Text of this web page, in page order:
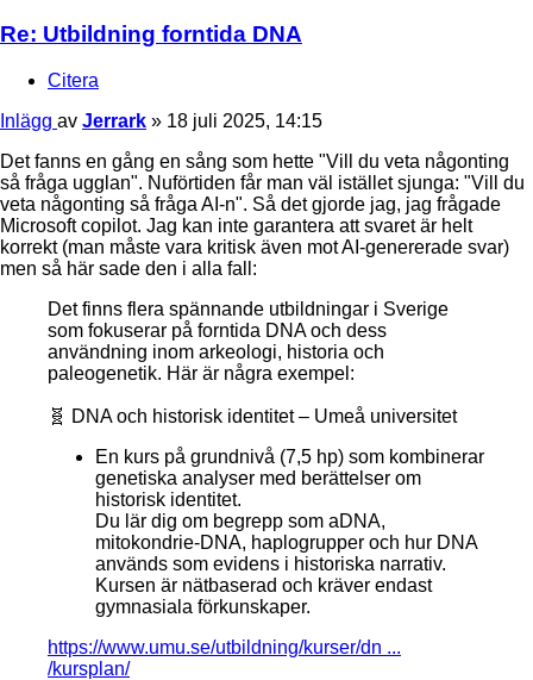
Re: Utbildning forntida DNA
Citera
Inlägg av Jerrark » 18 juli 2025, 14:15
Det fanns en gång en sång som hette "Vill du veta någonting
så fråga ugglan". Nuförtiden får man väl istället sjunga: "Vill du
veta någonting så fråga AI-n". Så det gjorde jag, jag frågade
Microsoft copilot. Jag kan inte garantera att svaret är helt
korrekt (man måste vara kritisk även mot AI-genererade svar)
men så här sade den i alla fall:
Det finns flera spännande utbildningar i Sverige
som fokuserar på forntida DNA och dess
användning inom arkeologi, historia och
paleogenetik. Här är några exempel:
🧬 DNA och historisk identitet – Umeå universitet
En kurs på grundnivå (7,5 hp) som kombinerar
genetiska analyser med berättelser om
historisk identitet.
Du lär dig om begrepp som aDNA,
mitokondrie-DNA, haplogrupper och hur DNA
används som evidens i historiska narrativ.
Kursen är nätbaserad och kräver endast
gymnasiala förkunskaper.
https://www.umu.se/utbildning/kurser/dn ...
/kursplan/